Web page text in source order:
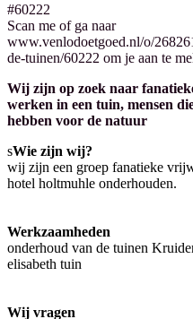
#60222
Scan me of ga naar
www.venlodoetgoed.nl/o/
de-tuinen/60222 om je aan te
Wij zijn op zoek naar
werken in een tuin, mensen
hebben voor de natuur
sWie zijn wij?
wij zijn een groep fanatieke
hotel holtmuhle onderhouden.
Werkzaamheden
onderhoud van de tuinen
elisabeth tuin
Wij vragen